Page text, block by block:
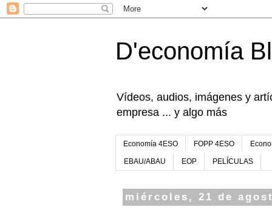
D'economía
Vídeos, audios, imágenes y
empresa ... y algo más
Economía 4ESO FOPP 4ESO
EBAU/ABAU EOP PELÍCULAS
miércoles, 21 de